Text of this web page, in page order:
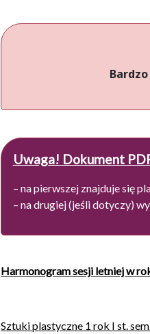
Uwaga! Dokument
– na pierwszej znajduje się
– na drugiej (jeśli dotyczy)
Harmonogram sesji letniej w
Sztuki plastyczne 1 rok I st.